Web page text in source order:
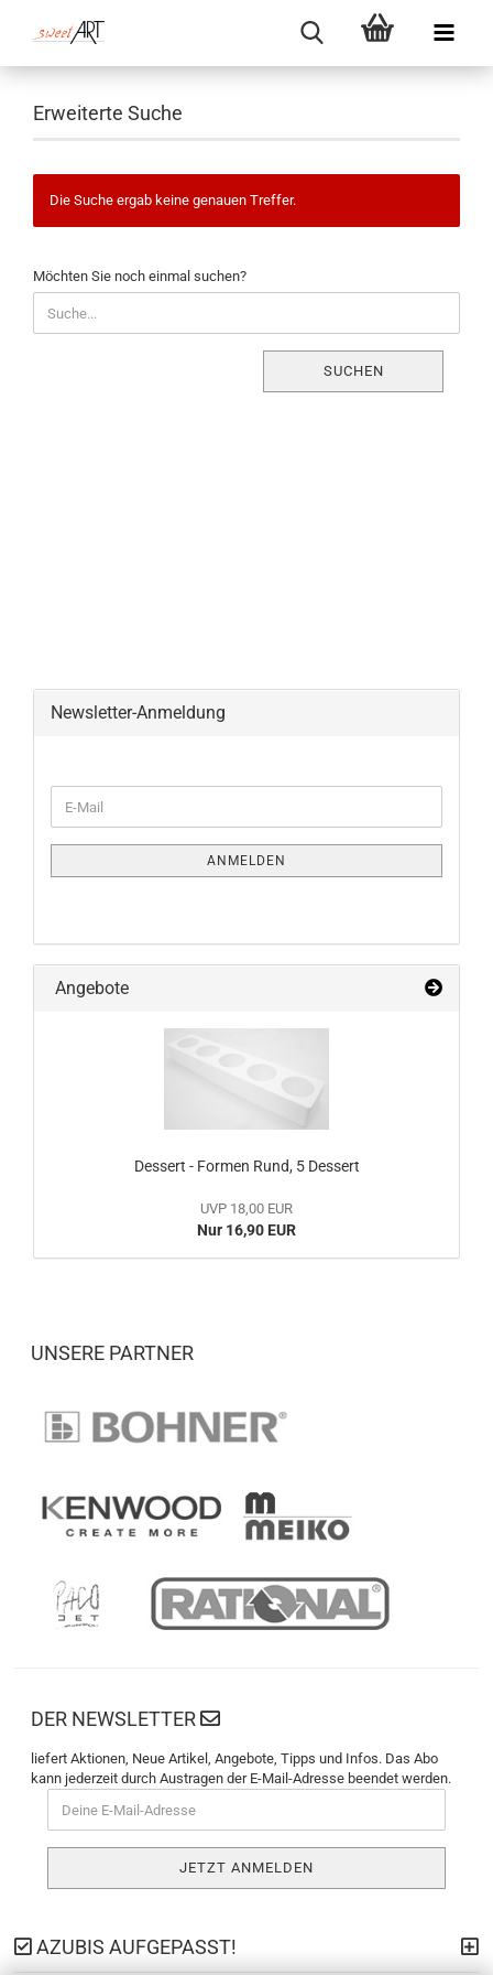
Erweiterte Suche
Die Suche ergab keine genauen Treffer.
MÖCHTEN
SIE
NOCH
EINMAL
Möchten Sie noch einmal suchen?
SUCHEN
Newsletter-Anmeldung
ZUR
E-
Mail
ANMELDEN
Angebote
Dessert - Formen Rund, 5 Dessert
UVP 18,00 EUR
Nur 16,90 EUR
UNSERE PARTNER
DER NEWSLETTER
liefert Aktionen, Neue Artikel, Angebote, Tipps und Infos. Das Abo
kann jederzeit durch Austragen der E-Mail-Adresse beendet werden.
AZUBIS AUFGEPASST!